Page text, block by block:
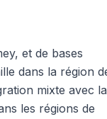
et de bases
dans la région
mixte avec la
les régions de